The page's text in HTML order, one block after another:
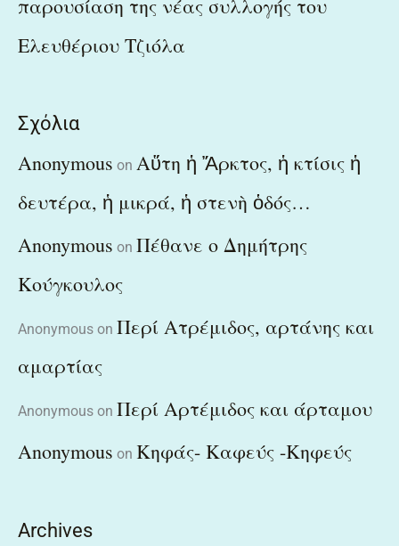
παρουσίαση της νέας συλλογής του
Ελευθέριου Τζιόλα
Σχόλια
Anonymous on Αὕτη ἡ Ἄρκτος, ἡ κτίσις ἡ
δευτέρα, ἡ μικρά, ἡ στενὴ ὁδός…
Anonymous on Πέθανε ο Δημήτρης
Κούγκουλος
Anonymous on Περί Ατρέμιδος, αρτάνης και
αμαρτίας
Anonymous on Περί Αρτέμιδος και άρταμου
Anonymous on Κηφάς- Καφεύς -Κηφεύς
Archives